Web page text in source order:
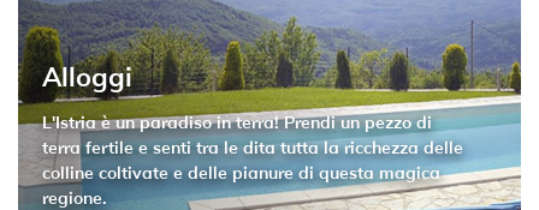
Alloggi
L'Istria è un paradiso in terra! Prendi un pezzo di
terra fertile e senti tra le dita tutta la ricchezza delle
colline coltivate e delle pianure di questa magica
regione.